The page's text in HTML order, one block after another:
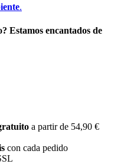
.
Estamos encantados de
a partir de 54,90 €
con cada pedido